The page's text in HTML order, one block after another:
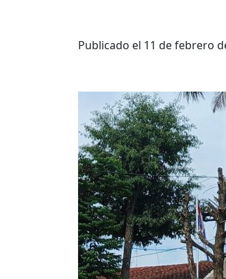
Publicado el 11 de febrero